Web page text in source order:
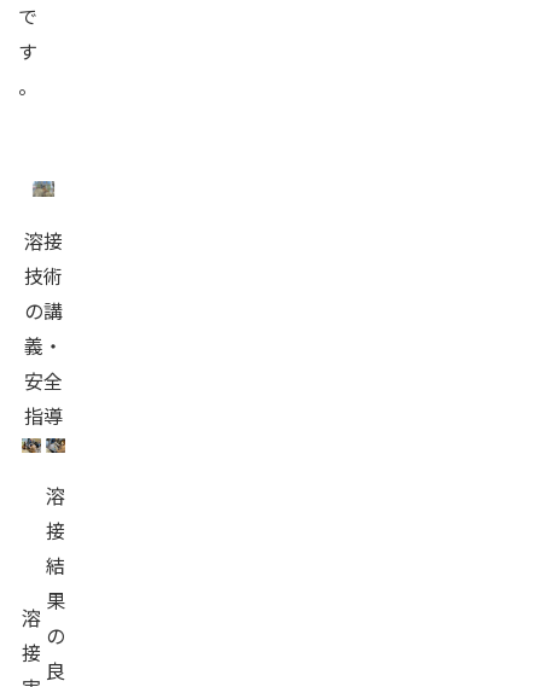
で
す
。
溶接
技術
の講
義・
安全
指導
溶
接
溶
接
結
果
の
良